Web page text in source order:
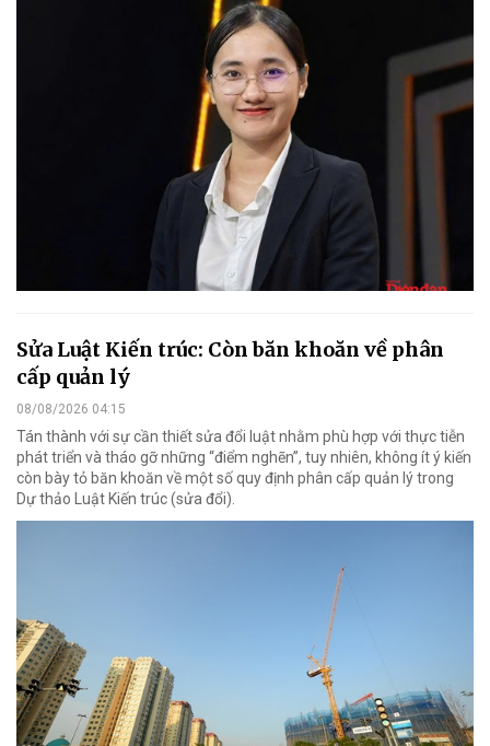
Sửa Luật Kiến trúc: Còn băn khoăn về phân
cấp quản lý
08/08/2026 04:15
Tán thành với sự cần thiết sửa đổi luật nhằm phù hợp với thực tiễn
phát triển và tháo gỡ những “điểm nghẽn”, tuy nhiên, không ít ý kiến
còn bày tỏ băn khoăn về một số quy định phân cấp quản lý trong
Dự thảo Luật Kiến trúc (sửa đổi).